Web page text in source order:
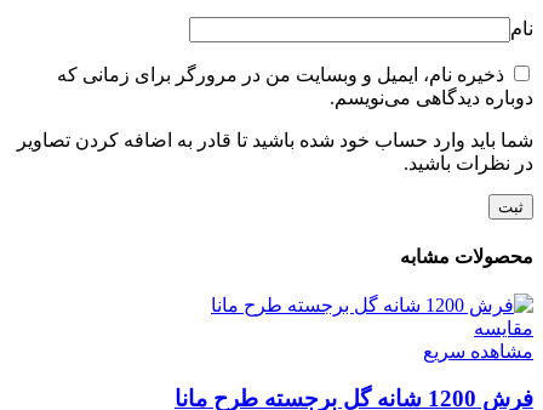
نام
ذخیره نام، ایمیل و وبسایت من در مرورگر برای زمانی که
دوباره دیدگاهی می‌نویسم.
شما باید وارد حساب خود شده باشید تا قادر به اضافه کردن تصاویر
در نظرات باشید.
محصولات مشابه
مقایسه
مشاهده سریع
فرش 1200 شانه گل برجسته طرح مانا